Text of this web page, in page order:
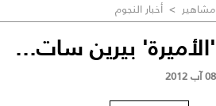
مشاهير > أخبار النجوم
'الأميرة' بيرين سات...
08 آب 2012